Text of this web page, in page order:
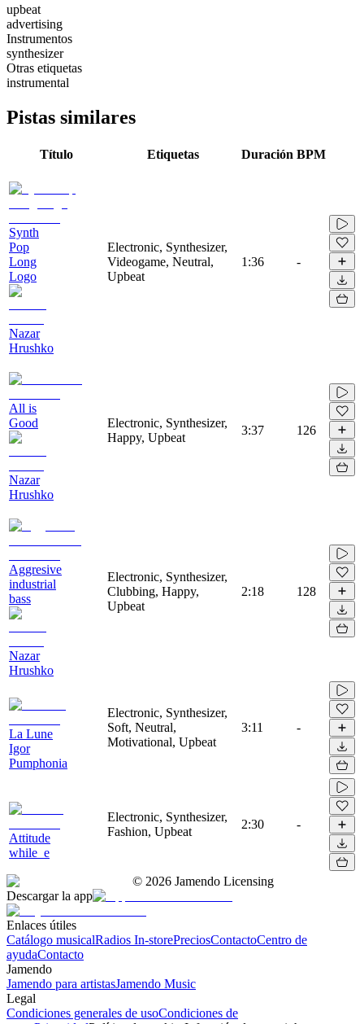
upbeat
advertising
Instrumentos
synthesizer
Otras etiquetas
instrumental
Pistas similares
Título Etiquetas Duración BPM
Synth
Pop
Long
Logo
Nazar
Hrushko
Electronic, Synthesizer,
Videogame, Neutral,
Upbeat
1:36 -
All is
Good
Nazar
Hrushko
Electronic, Synthesizer,
Happy, Upbeat
3:37 126
Aggresive
industrial
bass
Nazar
Hrushko
Electronic, Synthesizer,
Clubbing, Happy,
Upbeat
2:18 128
La Lune
Igor
Pumphonia
Electronic, Synthesizer,
Soft, Neutral,
Motivational, Upbeat
3:11 -
Attitude
while_e
Electronic, Synthesizer,
Fashion, Upbeat
2:30 -
© 2026 Jamendo Licensing
Descargar la app
Enlaces útiles
Catálogo musicalRadios In-storePreciosContactoCentro de
ayudaContacto
Jamendo
Jamendo para artistasJamendo Music
Legal
Condiciones generales de usoCondiciones de